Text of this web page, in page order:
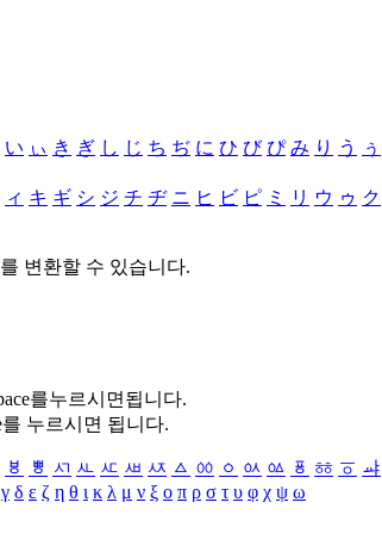
い ぃ き ぎ し じ ち ぢ に ひ び ぴ み り う ぅ
ィ キ ギ シ ジ チ ヂ ニ ヒ ビ ピ ミ リ ウ ゥ ク
변환할 수 있습니다.
를누르시면됩니다.
누르시면 됩니다.
ㅸ ㅹ ㅺ ㅻ ㅼ ㅽ ㅾ ㅿ ㆀ ㆁ ㆂ ㆃ ㆄ ㆅ ㆆ ㆇ
γ δ ε ζ η θ ι κ λ μ ν ξ ο π ρ σ τ υ φ χ ψ ω